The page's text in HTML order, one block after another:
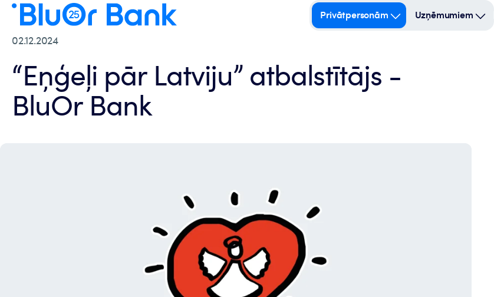
Privātpersonām Uzņēmumiem
02.12.2024
“Eņģeļi pār Latviju” atbalstītājs -
BluOr Bank